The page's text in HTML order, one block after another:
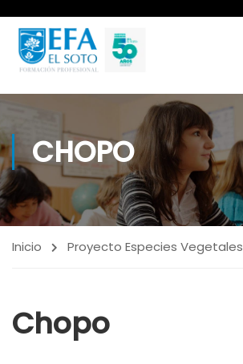
CHOPO
Inicio Proyecto Especies Vegetales
Chopo